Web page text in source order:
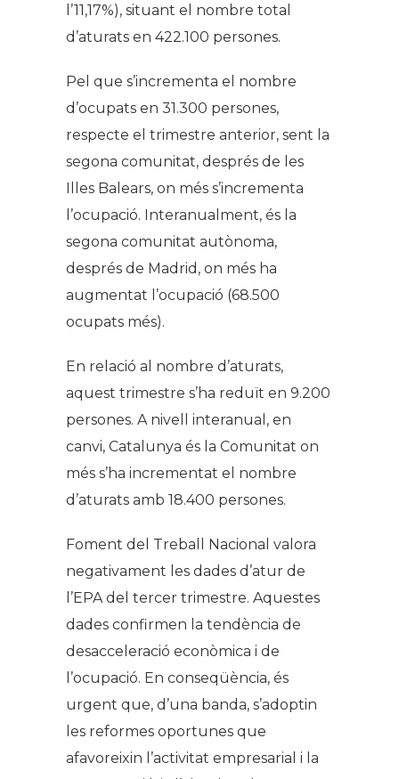
l’11,17%), situant el nombre total
d’aturats en 422.100 persones.
Pel que s’incrementa el nombre
d’ocupats en 31.300 persones,
respecte el trimestre anterior, sent la
segona comunitat, després de les
Illes Balears, on més s’incrementa
l’ocupació. Interanualment, és la
segona comunitat autònoma,
després de Madrid, on més ha
augmentat l’ocupació (68.500
ocupats més).
En relació al nombre d’aturats,
aquest trimestre s’ha reduït en 9.200
persones. A nivell interanual, en
canvi, Catalunya és la Comunitat on
més s’ha incrementat el nombre
d’aturats amb 18.400 persones.
Foment del Treball Nacional valora
negativament les dades d’atur de
l’EPA del tercer trimestre. Aquestes
dades confirmen la tendència de
desacceleració econòmica i de
l’ocupació. En conseqüència, és
urgent que, d’una banda, s’adoptin
les reformes oportunes que
afavoreixin l’activitat empresarial i la